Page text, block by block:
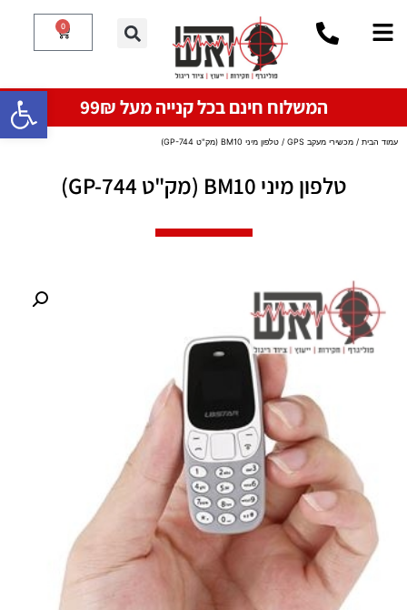
פתח
0
המשלוח חינם בכל קנייה מעל 99₪
עמוד הבית / מכשירי מעקב GPS / טלפון מיני BM10 (מק"ט GP-744)
טלפון מיני BM10 (מק"ט GP-744)